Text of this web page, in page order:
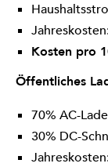
Kosten pro
Öffentliches
70% AC-
30% DC-